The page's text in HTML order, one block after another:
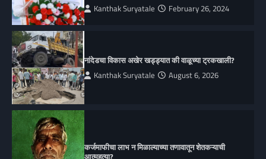
Kanthak Suryatale February 26, 2024
नांदेडचा विकास अखेर खड्ड्यात की वाळूच्या ट्रकखाली?
Kanthak Suryatale August 6, 2026
कर्जमाफीचा लाभ न मिळाल्याच्या तणावातून शेतकऱ्याची
आत्महत्या?